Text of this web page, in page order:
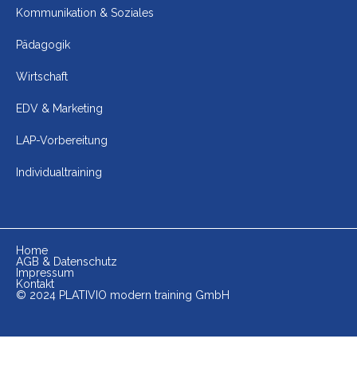
Kommunikation & Soziales
Pädagogik
Wirtschaft
EDV & Marketing
LAP-Vorbereitung
Individualtraining
Home
AGB & Datenschutz
Impressum
Kontakt
© 2024 PLATIVIO modern training GmbH